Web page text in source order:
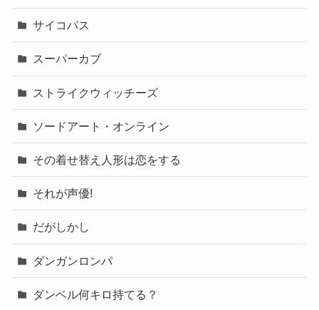
サイコパス
スーパーカブ
ストライクウィッチーズ
ソードアート・オンライン
その着せ替え人形は恋をする
それが声優!
だがしかし
ダンガンロンパ
ダンベル何キロ持てる？